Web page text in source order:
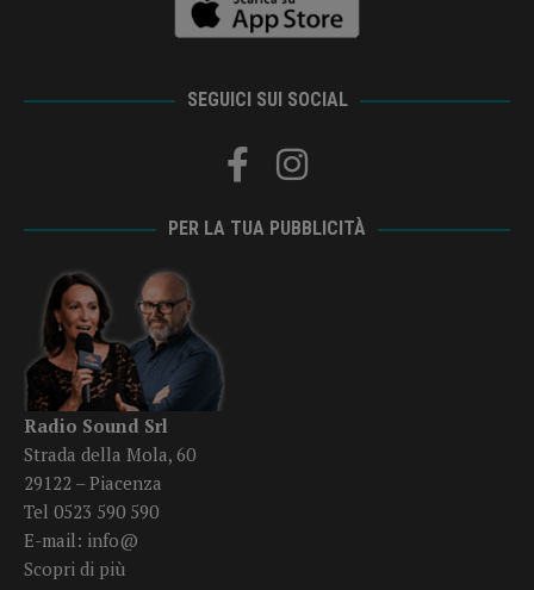
SEGUICI SUI SOCIAL
PER LA TUA PUBBLICITÀ
Radio Sound Srl
Strada della Mola, 60
29122 – Piacenza
Tel 0523 590 590
E-mail: info@
Scopri di più